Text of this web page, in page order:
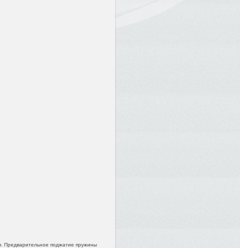
Предварительное поджатие пружины